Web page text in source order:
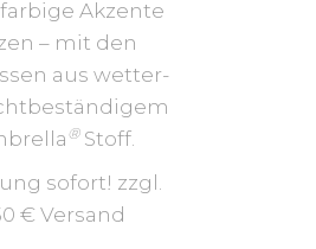
Akzente
– mit den
aus wetter-
®Stoff.
sofort! zzgl.
€ Versand